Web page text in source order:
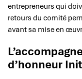
entrepreneurs qui
retours du comité
avant sa mise en
d’honneur